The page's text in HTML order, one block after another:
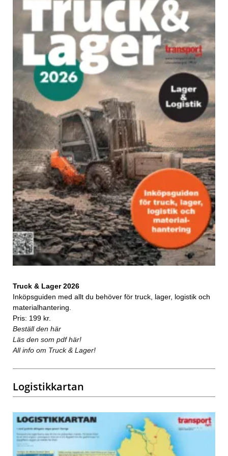
Truck & Lager 2026
Inköpsguiden med allt du behöver för truck, lager, logistik och
materialhantering.
Pris: 199 kr.
Beställ den här
Läs den som pdf här!
All info om Truck & Lager!
Logistikkartan